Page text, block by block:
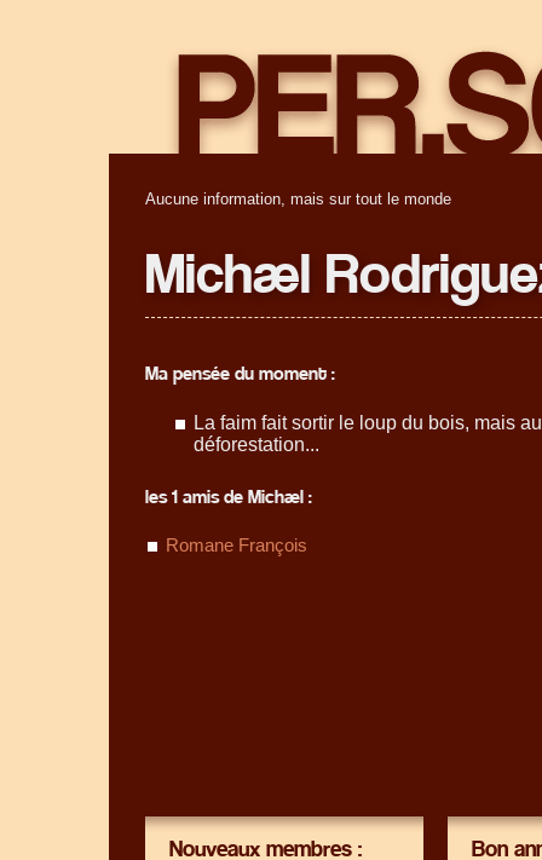
Aucune information, mais sur tout le monde
Michæl
Ma pensée du moment :
La faim fait sortir le loup du bois, mais
déforestation...
les 1 amis de Michæl :
Romane François
Nouveaux membres : Bon